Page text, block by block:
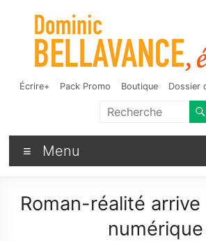
contenu
Dominic
écrivain
Auteur de fantasy, d'humour et
Écrire+ Pack Promo Boutique Dossier
Menu
Roman-réalité
numérique